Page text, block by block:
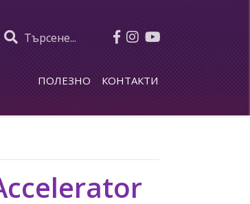
Търсене...
ПОЛЕЗНО КОНТАКТИ